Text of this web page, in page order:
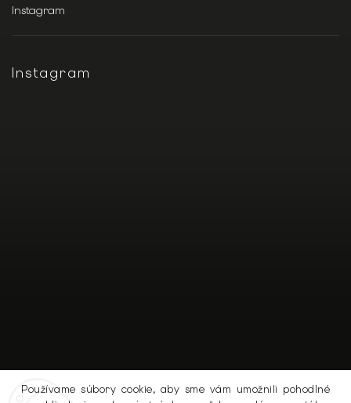
Používame súbory cookie, aby sme vám umožnili pohodlné
Instagram
Instagram